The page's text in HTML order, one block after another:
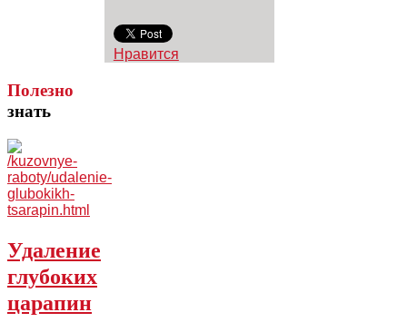
Нравится
Полезно
знать
Удаление
глубоких
царапин